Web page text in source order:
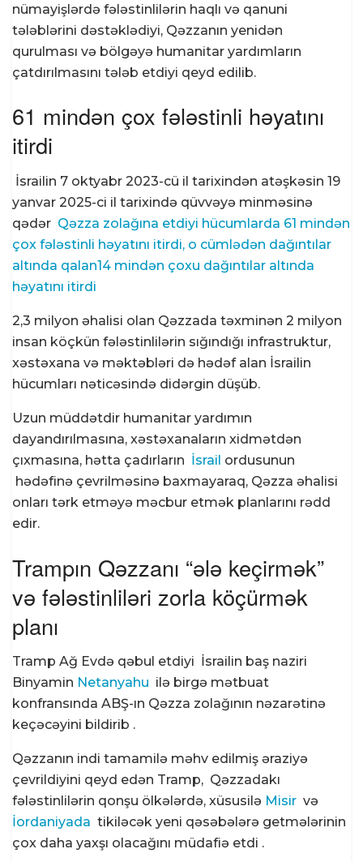
nümayişlərdə fələstinlilərin haqlı və qanuni
tələblərini dəstəklədiyi, Qəzzanın yenidən
qurulması və bölgəyə humanitar yardımların
çatdırılmasını tələb etdiyi qeyd edilib.
61 mindən çox fələstinli həyatını
itirdi
İsrailin 7 oktyabr 2023-cü il tarixindən atəşkəsin 19
yanvar 2025-ci il tarixində qüvvəyə minməsinə
qədər Qəzza zolağına etdiyi hücumlarda 61 mindən
çox fələstinli həyatını itirdi, o cümlədən dağıntılar
altında qalan14 mindən çoxu dağıntılar altında
həyatını itirdi
2,3 milyon əhalisi olan Qəzzada təxminən 2 milyon
insan köçkün fələstinlilərin sığındığı infrastruktur,
xəstəxana və məktəbləri də hədəf alan İsrailin
hücumları nəticəsində didərgin düşüb.
Uzun müddətdir humanitar yardımın
dayandırılmasına, xəstəxanaların xidmətdən
çıxmasına, hətta çadırların İsrail ordusunun
hədəfinə çevrilməsinə baxmayaraq, Qəzza əhalisi
onları tərk etməyə məcbur etmək planlarını rədd
edir.
Trampın Qəzzanı “ələ keçirmək”
və fələstinliləri zorla köçürmək
planı
Tramp Ağ Evdə qəbul etdiyi İsrailin baş naziri
Binyamin Netanyahu ilə birgə mətbuat
konfransında ABŞ-ın Qəzza zolağının nəzarətinə
keçəcəyini bildirib .
Qəzzanın indi tamamilə məhv edilmiş əraziyə
çevrildiyini qeyd edən Tramp, Qəzzadakı
fələstinlilərin qonşu ölkələrdə, xüsusilə Misir və
İordaniyada tikiləcək yeni qəsəbələrə getmələrinin
çox daha yaxşı olacağını müdafiə etdi .